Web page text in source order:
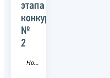
этапа
конкурса
№
2
Новость